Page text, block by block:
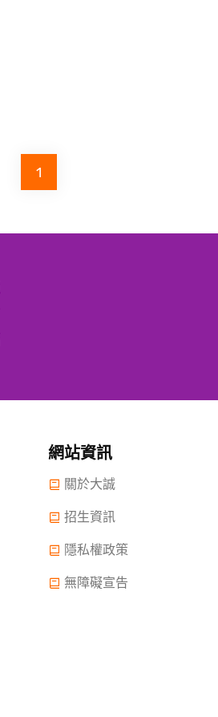
1
網站資訊
關於大誠
招生資訊
隱私權政策
無障礙宣告